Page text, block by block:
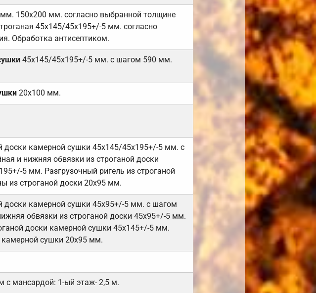
мм. 150х200 мм. согласно выбранной толщине
45х145/45х195+/-5 мм. согласно
Обработка антисептиком.
45х145/45х195+/-5 мм. с шагом 590 мм.
20х100 мм.
доски камерной сушки 45х145/45х195+/-5 мм. с
и нижняя обвязки из строганой доски
5 мм. Разгрузочный ригель из строганой
из строганой доски 20х95 мм.
доски камерной сушки 45х95+/-5 мм. с шагом
обвязки из строганой доски 45х95+/-5 мм.
доски камерной сушки 45х145+/-5 мм.
камерной сушки 20х95 мм.
мансардой: 1-ый этаж- 2,5 м.